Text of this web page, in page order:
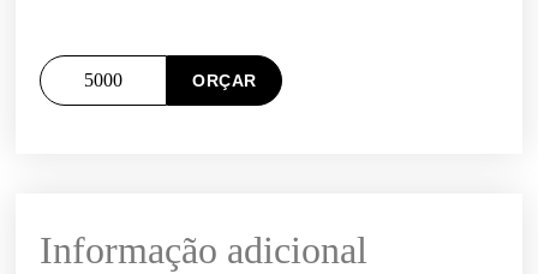
ORÇAR
Informação adicional